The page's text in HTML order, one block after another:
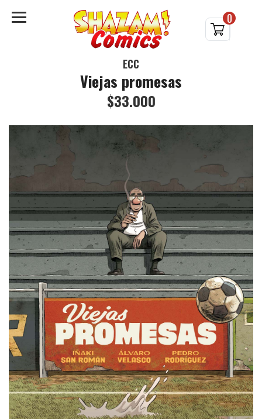
0
ECC
Viejas promesas
$33.000